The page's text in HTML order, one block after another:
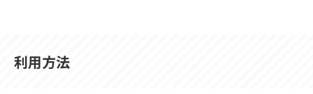
利用方法